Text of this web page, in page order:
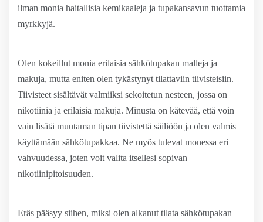
ilman monia haitallisia kemikaaleja ja tupakansavun tuottamia
myrkkyjä.
Olen kokeillut monia erilaisia sähkötupakan malleja ja
makuja, mutta eniten olen tykästynyt tilattaviin tiivisteisiin.
Tiivisteet sisältävät valmiiksi sekoitetun nesteen, jossa on
nikotiinia ja erilaisia makuja. Minusta on kätevää, että voin
vain lisätä muutaman tipan tiivistettä säiliöön ja olen valmis
käyttämään sähkötupakkaa. Ne myös tulevat monessa eri
vahvuudessa, joten voit valita itsellesi sopivan
nikotiinipitoisuuden.
Eräs pääsyy siihen, miksi olen alkanut tilata sähkötupakan